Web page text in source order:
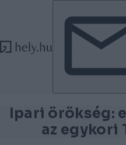
Tovább a tartalomhoz
Tovább a lábléchez
Ipari örökség:
az egykori